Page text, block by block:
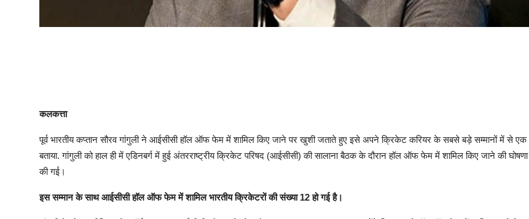
कलकत्ता
पूर्व भारतीय कप्तान सौरव गांगुली ने आईसीसी हॉल ऑफ फेम में शामिल किए जाने पर खुशी जताते हुए इसे अपने क्रिकेट करियर के सबसे बड़े सम्मानों में से एक
बताया. गांगुली को हाल ही में एडिनबर्ग में हुई अंतरराष्ट्रीय क्रिकेट परिषद (आईसीसी) की सालाना बैठक के दौरान हॉल ऑफ फेम में शामिल किए जाने की घोषणा
की गई।
इस सम्मान के साथ आईसीसी हॉल ऑफ फेम में शामिल भारतीय क्रिकेटरों की संख्या 12 हो गई है।